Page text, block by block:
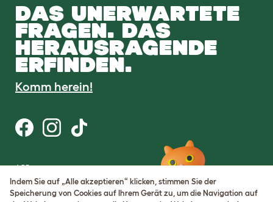
DAS UNERWARTETE
FRAGEN. DAS
HERAUSRAGENDE
ERFINDEN.
Komm herein!
AGB
Datenschutz
Cookie Settings
Indem Sie auf „Alle akzeptieren“ klicken, stimmen Sie der
Speicherung von Cookies auf Ihrem Gerät zu, um die Navigation auf